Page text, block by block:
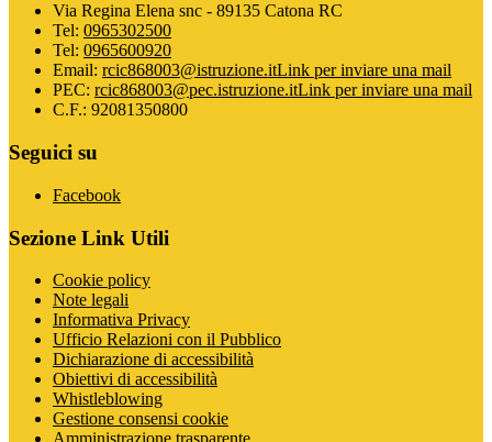
Via Regina Elena snc - 89135 Catona RC
Tel: 0965302500
Tel: 0965600920
Email: rcic868003@istruzione.itLink per inviare una mail
PEC: rcic868003@pec.istruzione.itLink per inviare una mail
C.F.: 92081350800
Seguici su
Facebook
Sezione Link Utili
Cookie policy
Note legali
Informativa Privacy
Ufficio Relazioni con il Pubblico
Dichiarazione di accessibilità
Obiettivi di accessibilità
Whistleblowing
Gestione consensi cookie